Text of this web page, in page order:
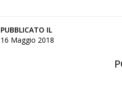
PUBBLICATO IL
16 Maggio 2018